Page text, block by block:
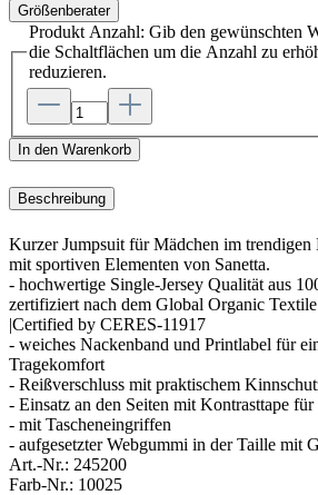
Größenberater
Produkt Anzahl: Gib den gewünschten
die Schaltflächen um die Anzahl zu
reduzieren.
In den Warenkorb
Beschreibung
Kurzer Jumpsuit für Mädchen im
mit sportiven Elementen von Sanetta.
- hochwertige Single-Jersey Qualität aus
zertifiziert nach dem Global Organic
|Certified by CERES-11917
- weiches Nackenband und Printlabel für
Tragekomfort
- Reißverschluss mit praktischem
- Einsatz an den Seiten mit Kontrasttape
- mit Tascheneingriffen
- aufgesetzter Webgummi in der Taille mit
Art.-Nr.: 245200
Farb-Nr.: 10025